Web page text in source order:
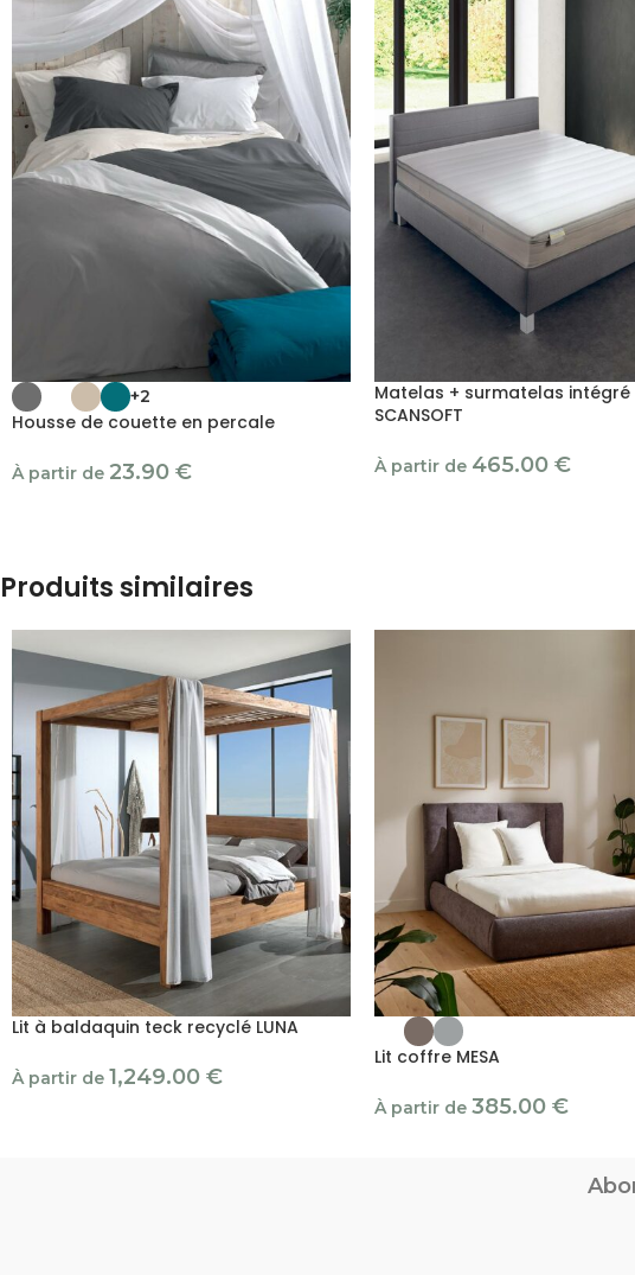
+2
Housse de couette en percale
À partir de 23.90 €
Matelas + surmatelas intégré
SCANSOFT
À partir de 465.00 €
Produits similaires
Lit à baldaquin teck recyclé LUNA
À partir de 1,249.00 €
Lit coffre MESA
À partir de 385.00 €